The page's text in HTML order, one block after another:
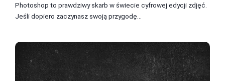
Photoshop to prawdziwy skarb w świecie cyfrowej edycji zdjęć.
Jeśli dopiero zaczynasz swoją przygodę...